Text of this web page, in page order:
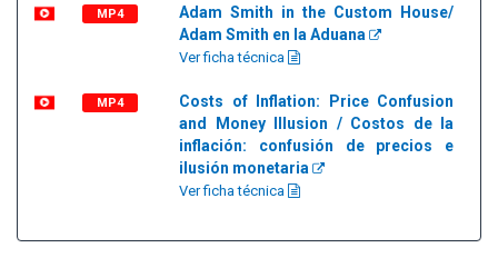
MP4
Adam Smith in the Custom House/
Adam Smith en la Aduana
Ver ficha técnica
MP4
Costs of Inflation: Price Confusion
and Money Illusion / Costos de la
inflación: confusión de precios e
ilusión monetaria
Ver ficha técnica